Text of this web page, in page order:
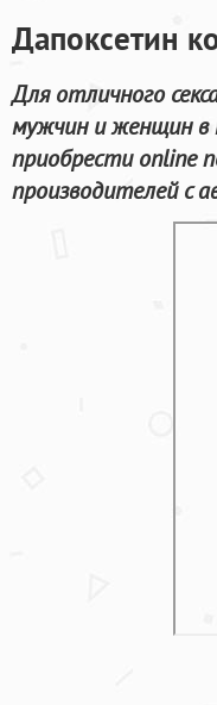
Дапоксетин
Для отличного
мужчин и женщин в
приобрести online
производителей с